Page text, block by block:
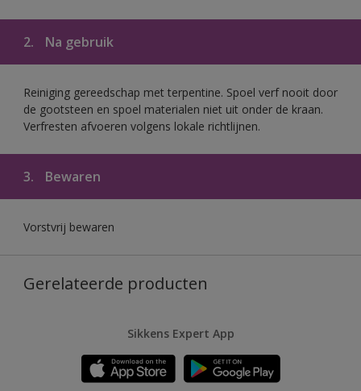
2. Na gebruik
Reiniging gereedschap met terpentine. Spoel verf nooit door
de gootsteen en spoel materialen niet uit onder de kraan.
Verfresten afvoeren volgens lokale richtlijnen.
3. Bewaren
Vorstvrij bewaren
Gerelateerde producten
Sikkens Expert App